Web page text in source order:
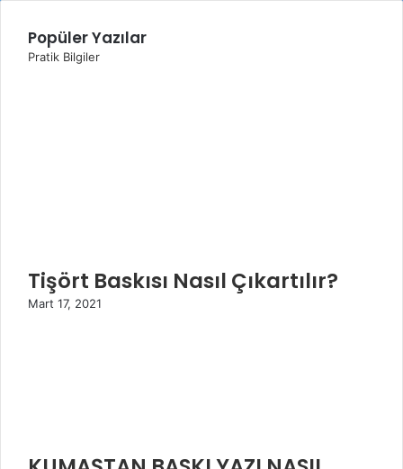
Popüler Yazılar
Pratik Bilgiler
Tişört Baskısı Nasıl Çıkartılır?
Mart 17, 2021